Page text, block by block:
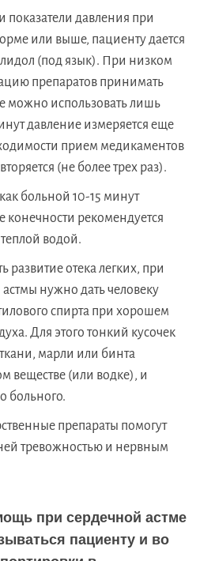
показатели давления при
или выше, пациенту дается
(под язык). При низком
препаратов принимать
можно использовать лишь
давление измеряется еще
прием медикаментов
(не более трех раз).
больной 10-15 минут
конечности рекомендуется
теплой водой.
развитие отека легких, при
нужно дать человеку
спирта при хорошем
Для этого тонкий кусочек
марли или бинта
веществе (или водке), и
больного.
препараты помогут
тревожностью и нервным
при сердечной астме
пациенту и во